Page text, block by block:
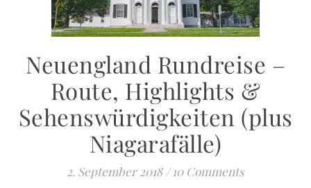
Neuengland Rundreise –
Route, Highlights &
Sehenswürdigkeiten (plus
Niagarafälle)
2. September 2018 / 10 Comments